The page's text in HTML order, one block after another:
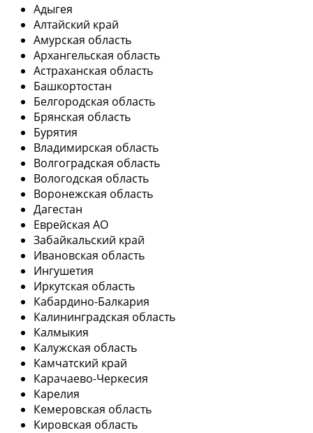
Адыгея
Алтайский край
Амурская область
Архангельская область
Астраханская область
Башкортостан
Белгородская область
Брянская область
Бурятия
Владимирская область
Волгоградская область
Вологодская область
Воронежская область
Дагестан
Еврейская АО
Забайкальский край
Ивановская область
Ингушетия
Иркутская область
Кабардино-Балкария
Калининградская область
Калмыкия
Калужская область
Камчатский край
Карачаево-Черкесия
Карелия
Кемеровская область
Кировская область